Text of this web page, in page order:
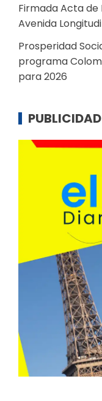
Firmada Acta
Avenida
Prosperidad
programa
para 2026
PUBLICIDAD